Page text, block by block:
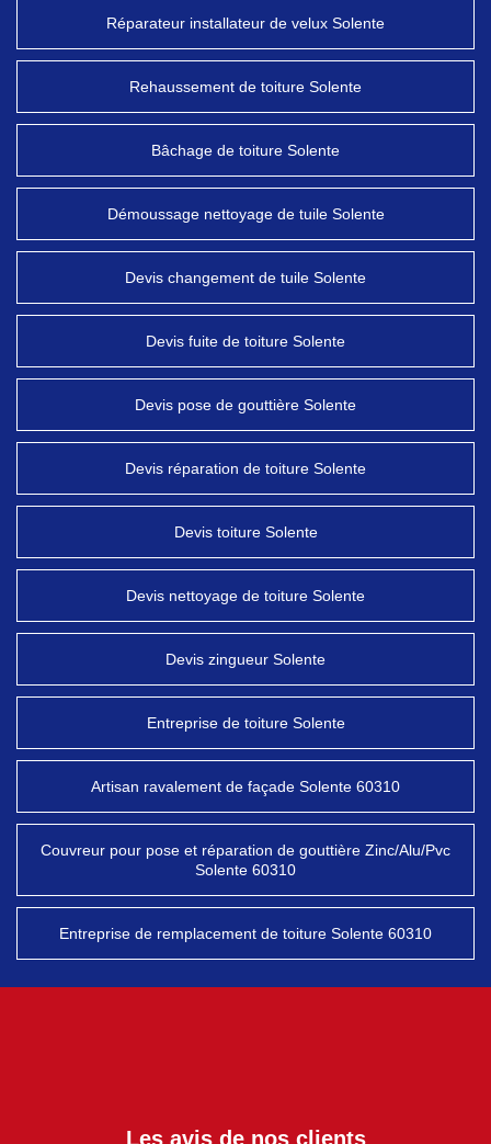
Réparateur installateur de velux Solente
Rehaussement de toiture Solente
Bâchage de toiture Solente
Démoussage nettoyage de tuile Solente
Devis changement de tuile Solente
Devis fuite de toiture Solente
Devis pose de gouttière Solente
Devis réparation de toiture Solente
Devis toiture Solente
Devis nettoyage de toiture Solente
Devis zingueur Solente
Entreprise de toiture Solente
Artisan ravalement de façade Solente 60310
Couvreur pour pose et réparation de gouttière Zinc/Alu/Pvc
Solente 60310
Entreprise de remplacement de toiture Solente 60310
Les avis de nos clients